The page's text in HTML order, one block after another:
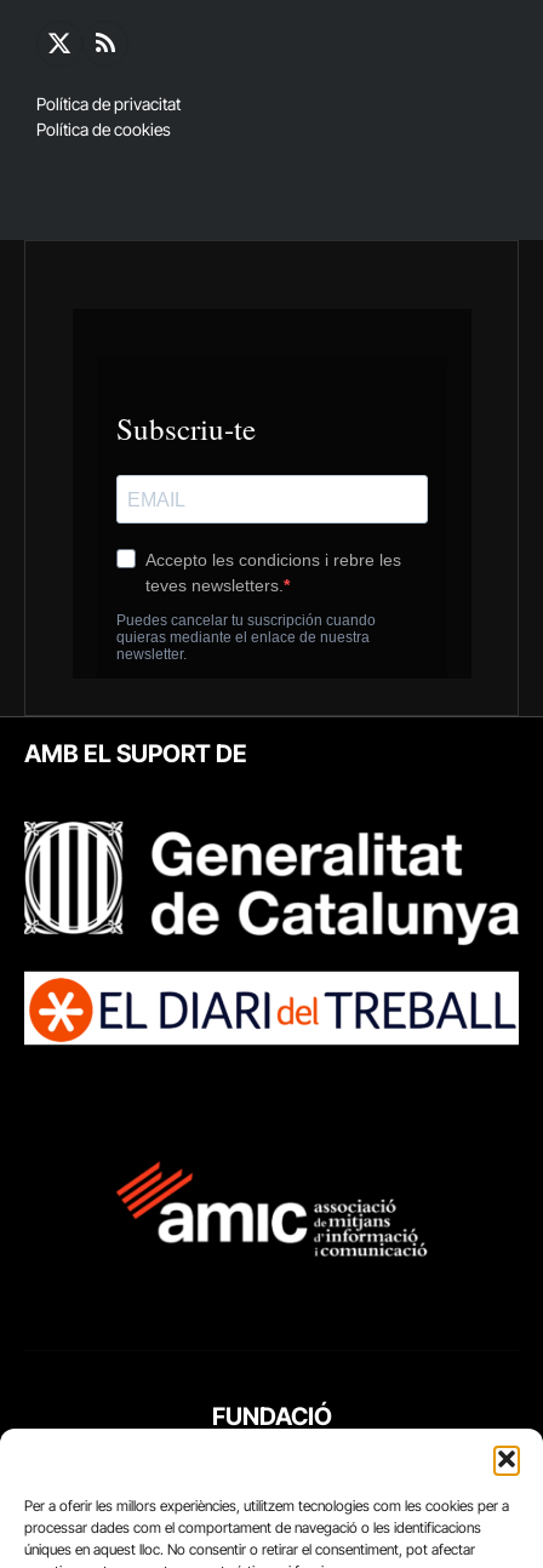
Per a oferir les millors experiències, utilitzem tecnologies com les cookies per a
processar dades com el comportament de navegació o les identificacions
úniques en aquest lloc. No consentir o retirar el consentiment, pot afectar
X
RSS
Política de privacitat
Política de cookies
AMB EL SUPORT DE
FUNDACIÓ